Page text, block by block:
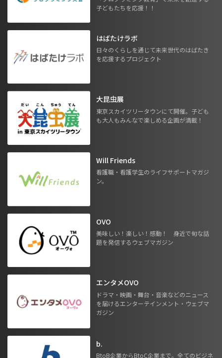
子どもたちを応援！！
はばたけラボ
日々のくらしを通じて未来世代のはばたき
を応援するプロジェクト
大昆虫展
東京スカイツリータウンにて開催。子ども
も大人もみんなで楽しめる企画が満載！
Will Friends
看護職・看護学生のライフサポートマガジ
ン。
OVO
美味しい！楽しい！感動！ 身近で旬な話
題を発信するウェブマガジン
エンタメOVO
ドラマ・映画・舞台・音楽などのニュース
を届けるエンターテインメント・ウェブマ
ガジン
b.
BtoB企業からBtoC企業まで。全てのビジネ